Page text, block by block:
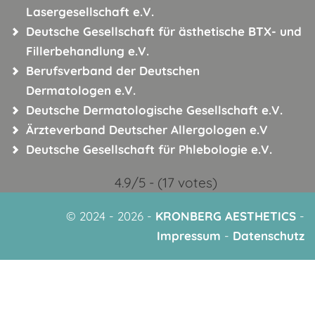
Lasergesellschaft e.V.
Deutsche Gesellschaft für ästhetische BTX- und
Fillerbehandlung e.V.
Berufsverband der Deutschen
Dermatologen e.V.
Deutsche Dermatologische Gesellschaft e.V.
Ärzteverband Deutscher Allergologen e.V
Deutsche Gesellschaft für Phlebologie e.V.
4.9/5 - (17 votes)
© 2024 - 2026 - KRONBERG AESTHETICS -
Impressum - Datenschutz